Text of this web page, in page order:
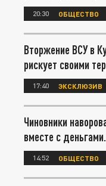
20:30 ОБЩЕСТВО
Вторжение ВСУ в
рискует своими
17:40 ЭКСКЛЮЗИВ
Чиновники
вместе с
14:52 ОБЩЕСТВО